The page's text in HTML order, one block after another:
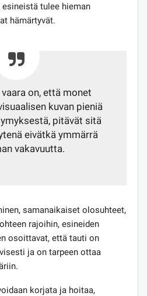
tulee hieman
hämärtyvät.
on, että monet
kuvan pieniä
pitävät sitä
eivätkä ymmärrä
vakavuutta.
samanaikaiset olosuhteet,
rajoihin, esineiden
osoittavat, että tauti on
ja on tarpeen ottaa
korjata ja hoitaa,